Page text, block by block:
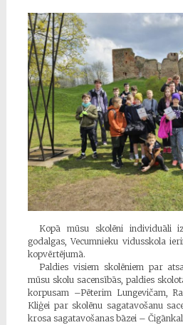
Kopā mūsu skolēni individuāli
godalgas, Vecumnieku vidusskola
kopvērtējumā.
Paldies visiem skolēniem par
mūsu skolu sacensībās, paldies
korpusam –Pēterim Lungevičam,
Kliģei par skolēnu sagatavošanu
krosa sagatavošanas bāzei –